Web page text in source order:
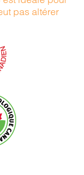
pas altérer